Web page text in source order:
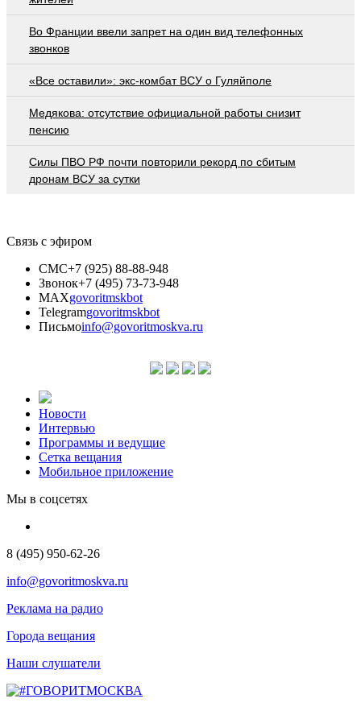
Во Франции ввели запрет на один вид телефонных
звонков
«Все оставили»: экс-комбат ВСУ о Гуляйполе
Медякова: отсутствие официальной работы снизит
пенсию
Cилы ПВО РФ почти повторили рекорд по сбитым
дронам ВСУ за сутки
Связь с эфиром
СМС+7 (925) 88-88-948
Звонок+7 (495) 73-73-948
MAXgovoritmskbot
Telegramgovoritmskbot
Письмоinfo@govoritmoskva.ru
Новости
Интервью
Программы и ведущие
Сетка вещания
Мобильное приложение
Мы в соцсетях
8 (495) 950-62-26
info@govoritmoskva.ru
Реклама на радио
Города вещания
Наши слушатели